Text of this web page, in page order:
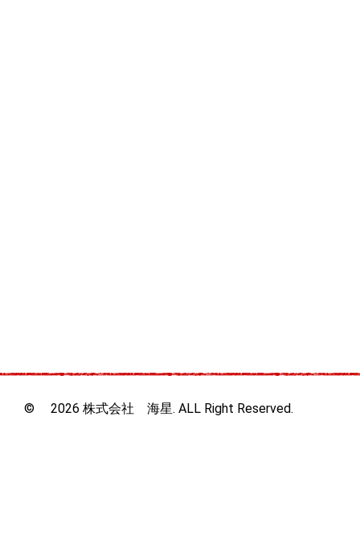
© 2026 株式会社 海星. ALL Right Reserved.